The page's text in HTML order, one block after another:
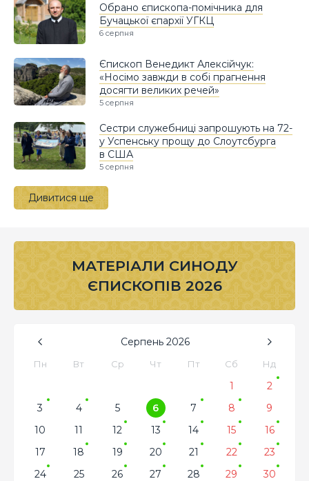
Обрано єпископа-помічника для
Бучацької єпархії УГКЦ
6 серпня
Єпископ Венедикт Алексійчук:
«Носімо завжди в собі прагнення
досягти великих речей»
5 серпня
Сестри служебниці запрошують на 72-
у Успенську прощу до Слоутсбурга
в США
5 серпня
Дивитися ще
МАТЕРІАЛИ СИНОДУ
ЄПИСКОПІВ 2026
Серпень 2026
Пн Вт Ср Чт Пт Сб Нд
1
2
3
4 5 6 7 8
9
10
11 12 13 14 15
16
17
18 19 20 21 22
23
24
25 26 27 28 29
30